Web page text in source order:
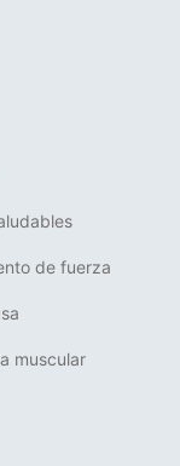
de fuerza
muscular